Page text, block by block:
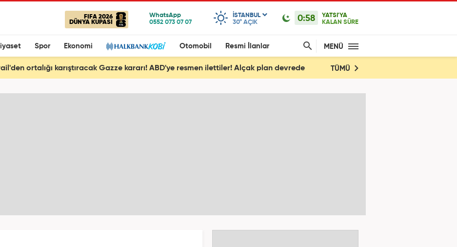
FIFA 2026
DÜNYA KUPASI
ISTANBUL
30° AÇIK 0:58
YATSI'YA
KALAN SÜRE
Spor Ekonomi Otomobil Resmi İlanlar MENÜ
ortalığı karıştıracak Gazze kararı! ABD'ye resmen ilettiler! Alçak plan devrede TÜMÜ